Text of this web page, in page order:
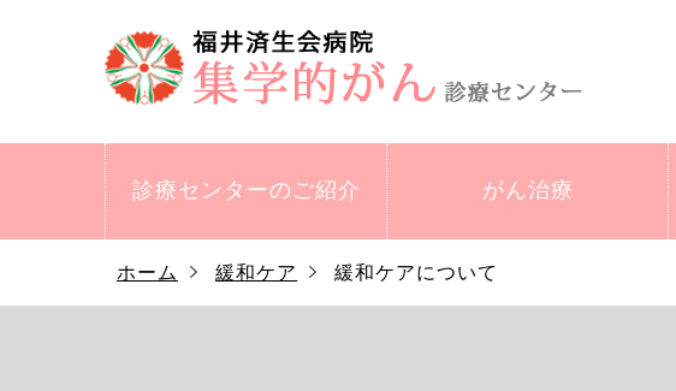
診療センターの ご紹介 がん治療
ホーム 緩和ケア 緩和ケアについて